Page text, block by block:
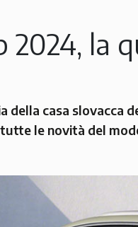
2024, la
della casa slovacca
le novità del